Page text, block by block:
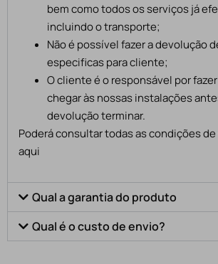
bem como todos os serviços já
incluindo o transporte;
Não é possível fazer a devolução
especificas para cliente;
O cliente é o responsável por
chegar às nossas instalações
devolução terminar.
Poderá consultar todas as condições
aqui
Qual a garantia do produto
Qual é o custo de envio?